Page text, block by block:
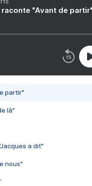
raconte "Avant de partir"
partir"
là"
a dit"
nous"